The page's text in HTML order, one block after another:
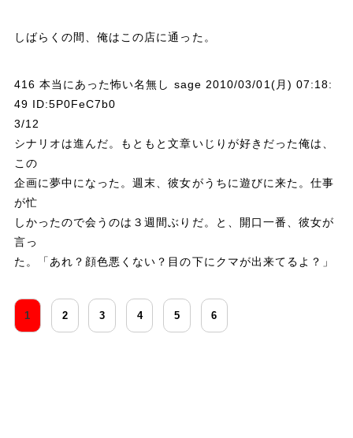
しばらくの間、俺はこの店に通った。
416 本当にあった怖い名無し sage 2010/03/01(月) 07:18:
49 ID:5P0FeC7b0
3/12
シナリオは進んだ。もともと文章いじりが好きだった俺は、
この
企画に夢中になった。週末、彼女がうちに遊びに来た。仕事
が忙
しかったので会うのは３週間ぶりだ。と、開口一番、彼女が
言っ
た。「あれ？顔色悪くない？目の下にクマが出来てるよ？」
1 2 3 4 5 6